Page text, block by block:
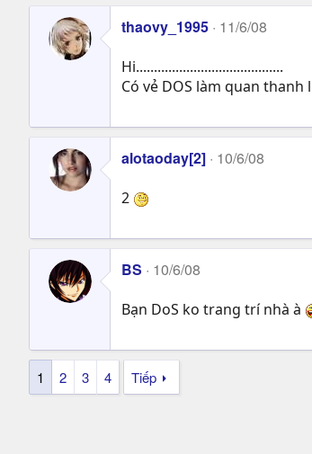
thaovy_1995 11/6/08
Hi.........................................
Có vẻ DOS làm quan
alotaoday[2] 10/6/08
2
BS 10/6/08
Bạn DoS ko trang trí nhà à
1 2 3 4 Tiếp